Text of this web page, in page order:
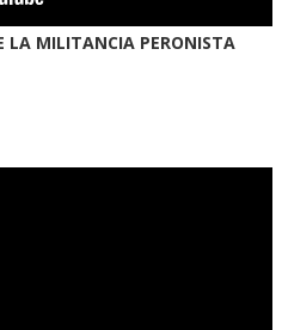
MILITANCIA PERONISTA